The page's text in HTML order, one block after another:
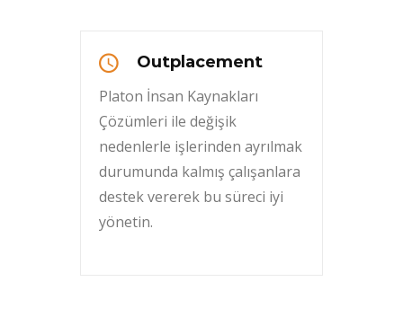
Outplacement
Platon İnsan Kaynakları
Çözümleri ile değişik
nedenlerle işlerinden ayrılmak
durumunda kalmış çalışanlara
destek vererek bu süreci iyi
yönetin.